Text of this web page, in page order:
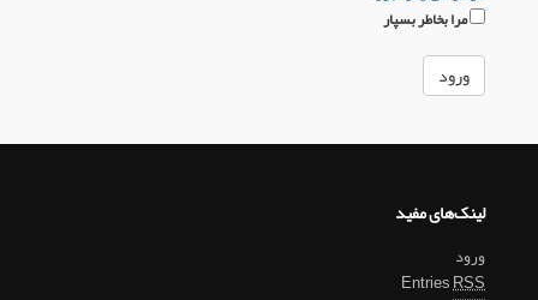
مرا بخاطر بسپار
لینک‌های مفید
ورود
EntriesRSS